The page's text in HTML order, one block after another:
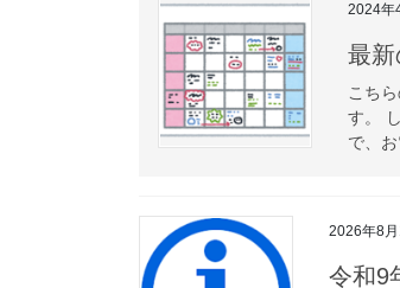
2024年
最
こち
す。
で、
2026年8月
令和9